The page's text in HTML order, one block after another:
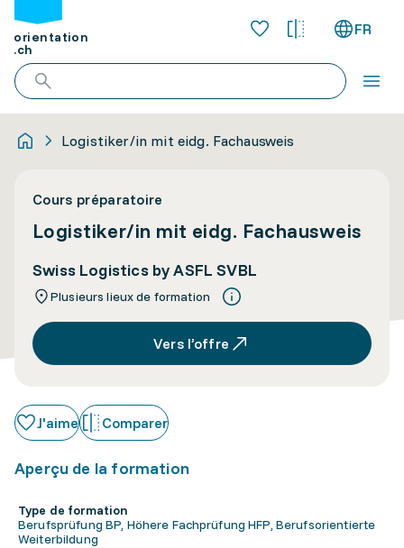
orientation
.ch
FR
Logistiker/in mit eidg. Fachausweis
Cours préparatoire
Logistiker/in mit eidg. Fachausweis
Swiss Logistics by ASFL SVBL
Plusieurs lieux de formation
Vers l’offre
J'aime Comparer
Aperçu de la formation
Type de formation
Berufsprüfung BP, Höhere Fachprüfung HFP, Berufsorientierte
Weiterbildung